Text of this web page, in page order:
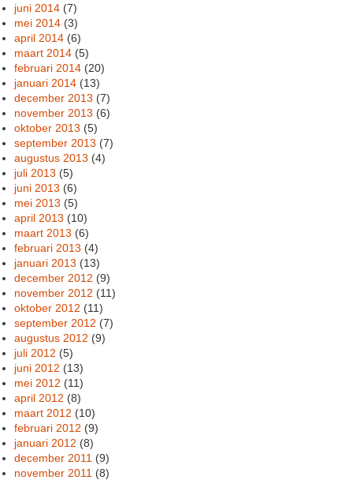
juni 2014 (7)
mei 2014 (3)
april 2014 (6)
maart 2014 (5)
februari 2014 (20)
januari 2014 (13)
december 2013 (7)
november 2013 (6)
oktober 2013 (5)
september 2013 (7)
augustus 2013 (4)
juli 2013 (5)
juni 2013 (6)
mei 2013 (5)
april 2013 (10)
maart 2013 (6)
februari 2013 (4)
januari 2013 (13)
december 2012 (9)
november 2012 (11)
oktober 2012 (11)
september 2012 (7)
augustus 2012 (9)
juli 2012 (5)
juni 2012 (13)
mei 2012 (11)
april 2012 (8)
maart 2012 (10)
februari 2012 (9)
januari 2012 (8)
december 2011 (9)
november 2011 (8)